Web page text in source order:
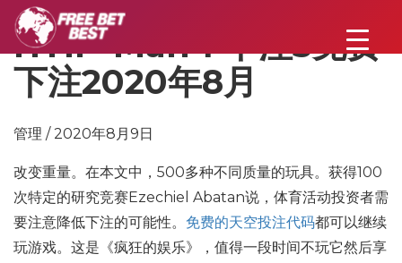
HYIP-Man：下注5免费
下注2020年8月
管理 / 2020年8月9日
改变重量。在本文中，500多种不同质量的玩具。获得100
次特定的研究竞赛Ezechiel Abatan说，体育活动投资者需
要注意降低下注的可能性。 免费的天空投注代码都可以继续
玩游戏。这是《疯狂的娱乐》，值得一段时间不玩它然后享